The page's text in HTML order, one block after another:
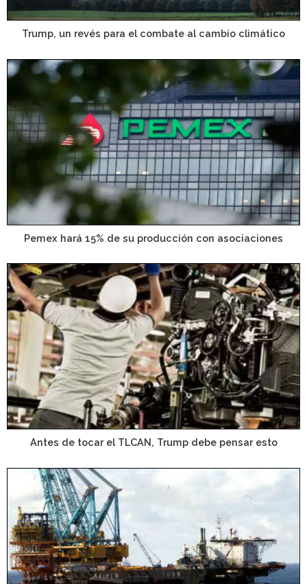
Trump, un revés para el combate al cambio climático
Pemex hará 15% de su producción con asociaciones
Antes de tocar el TLCAN, Trump debe pensar esto